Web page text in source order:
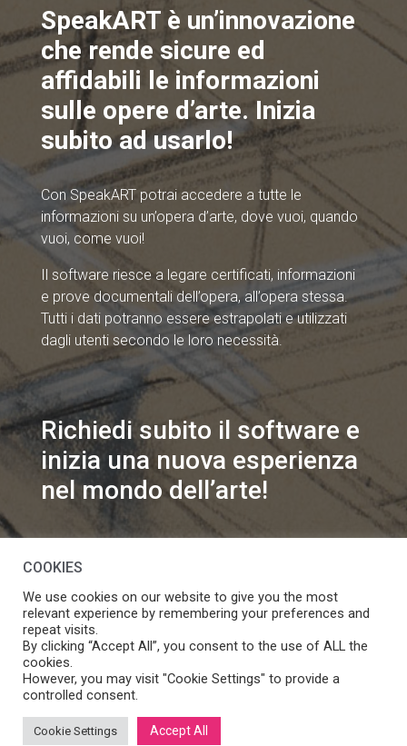
SpeakART è un’innovazione
che rende sicure ed
affidabili le informazioni
sulle opere d’arte. Inizia
subito ad usarlo!
Con SpeakART potrai accedere a tutte le
informazioni su un’opera d’arte, dove vuoi, quando
vuoi, come vuoi!
Il software riesce a legare certificati, informazioni
e prove documentali dell’opera, all’opera stessa.
Tutti i dati potranno essere estrapolati e utilizzati
dagli utenti secondo le loro necessità.
Richiedi subito il software e
inizia una nuova esperienza
nel mondo dell’arte!
Se vuoi modificare le preferenze sul consenso cookie
cliccaManage consent
COOKIES
We use cookies on our website to give you the most
relevant experience by remembering your preferences and
repeat visits.
By clicking “Accept All”, you consent to the use of ALL the
cookies.
However, you may visit "Cookie Settings" to provide a
controlled consent.
Cookie Settings Accept All